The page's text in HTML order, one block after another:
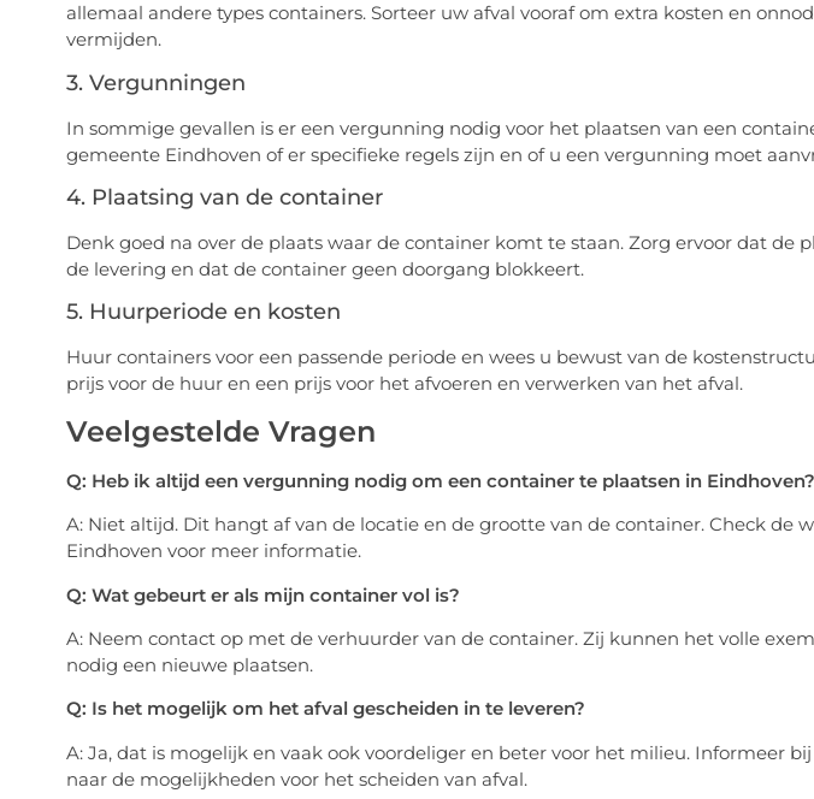
allemaal andere types containers. Sorteer uw afval vooraf om extra kosten en
vermijden.
3. Vergunningen
In sommige gevallen is er een vergunning nodig voor het plaatsen van een
gemeente Eindhoven of er specifieke regels zijn en of u een vergunning moet
4. Plaatsing van de container
Denk goed na over de plaats waar de container komt te staan. Zorg ervoor dat de
de levering en dat de container geen doorgang blokkeert.
5. Huurperiode en kosten
Huur containers voor een passende periode en wees u bewust van de
prijs voor de huur en een prijs voor het afvoeren en verwerken van het afval.
Veelgestelde Vragen
Q: Heb ik altijd een vergunning nodig om een container te plaatsen in Eindhoven?
A: Niet altijd. Dit hangt af van de locatie en de grootte van de container. Check de
Eindhoven voor meer informatie.
Q: Wat gebeurt er als mijn container vol is?
A: Neem contact op met de verhuurder van de container. Zij kunnen het volle
nodig een nieuwe plaatsen.
Q: Is het mogelijk om het afval gescheiden in te leveren?
A: Ja, dat is mogelijk en vaak ook voordeliger en beter voor het milieu. Informeer
naar de mogelijkheden voor het scheiden van afval.